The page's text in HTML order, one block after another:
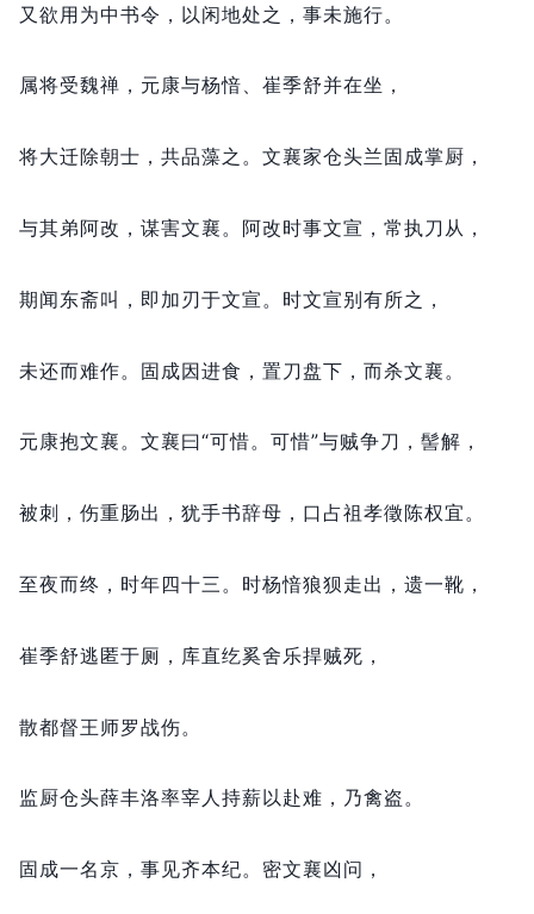
又欲用为中书令， 以闲地处之， 事未施行。
属将受魏禅， 元康与杨愔、崔季舒并在坐，
将大迁除朝士， 共品藻之。 文襄家仓头兰固成掌厨，
与其弟阿改， 谋害文襄。 阿改时事文宣， 常执刀从，
期闻东斋叫， 即加刃于文宣。 时文宣别有所之，
未还而难作。 固成因进食， 置刀盘下， 而杀文襄。
元康抱文襄。 文襄曰“可惜。 可惜”与贼争刀， 髻解，
被刺， 伤重肠出， 犹手书辞母， 口占祖孝徵陈权宜。
至夜而终， 时年四十三。 时杨愔狼狈走出， 遗一靴，
崔季舒逃匿于厕， 库直纥奚舍乐捍贼死，
散都督王师罗战伤。
监厨仓头薛丰洛率宰人持薪以赴难， 乃禽盗。
固成一名京， 事见齐本纪。 密文襄凶问，